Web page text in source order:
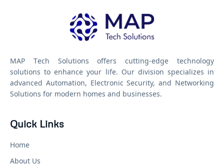
MAP Tech Solutions offers cutting-edge technology
solutions to enhance your life. Our division specializes in
advanced Automation, Electronic Security, and Networking
Solutions for modern homes and businesses.
Quick Links
Home
About Us